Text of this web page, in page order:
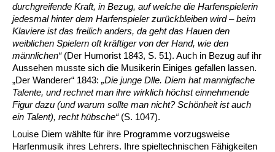
durchgreifende Kraft, in Bezug, auf welche die Harfenspielerin
jedesmal hinter dem Harfenspieler zurückbleiben wird – beim
Klaviere ist das freilich anders, da geht das Hauen den
weiblichen Spielern oft kräftiger von der Hand, wie den
männlichen“(Der Humorist 1843, S. 51). Auch in Bezug auf ihr
Aussehen musste sich die Musikerin Einiges gefallen lassen.
„Der Wanderer“ 1843: „Die junge Dlle. Diem hat mannigfache
Talente, und rechnet man ihre wirklich höchst einnehmende
Figur dazu (und warum sollte man nicht? Schönheit ist auch
ein Talent), recht hübsche“(S. 1047).
Louise Diem wählte für ihre Programme vorzugsweise
Harfenmusik ihres Lehrers. Ihre spieltechnischen Fähigkeiten